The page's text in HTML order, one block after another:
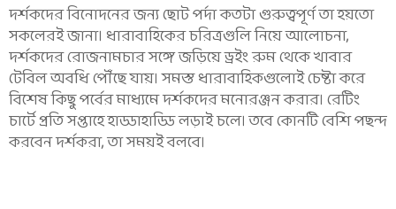
দর্শকদের বিনোদনের জন্য ছোট পর্দা কতটা গুরুত্বপূর্ণ তা হয়তো
সকলেরই জানা। ধারাবাহিকের চরিত্রগুলি নিয়ে আলোচনা,
দর্শকদের রোজনামচার সঙ্গে জড়িয়ে ড্রইং রুম থেকে খাবার
টেবিল অবধি পৌঁছে যায়। সমস্ত ধারাবাহিকগুলোই চেষ্টা করে
বিশেষ কিছু পর্বের মাধ্যমে দর্শকদের মনোরঞ্জন করার। রেটিং
চার্টে প্রতি সপ্তাহে হাড্ডাহাড্ডি লড়াই চলে। তবে কোনটি বেশি পছন্দ
করবেন দর্শকরা, তা সময়ই বলবে।